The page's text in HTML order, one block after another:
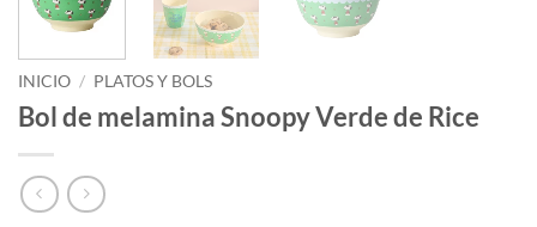
INICIO / PLATOS Y BOLS
Bol de melamina Snoopy Verde de Rice